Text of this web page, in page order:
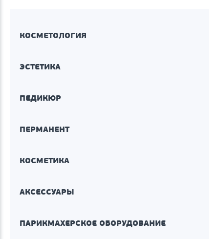
КОСМЕТОЛОГИЯ
ЭСТЕТИКА
ПЕДИКЮР
ПЕРМАНЕНТ
КОСМЕТИКА
АКСЕССУАРЫ
ПАРИКМАХЕРСКОЕ ОБОРУДОВАНИЕ